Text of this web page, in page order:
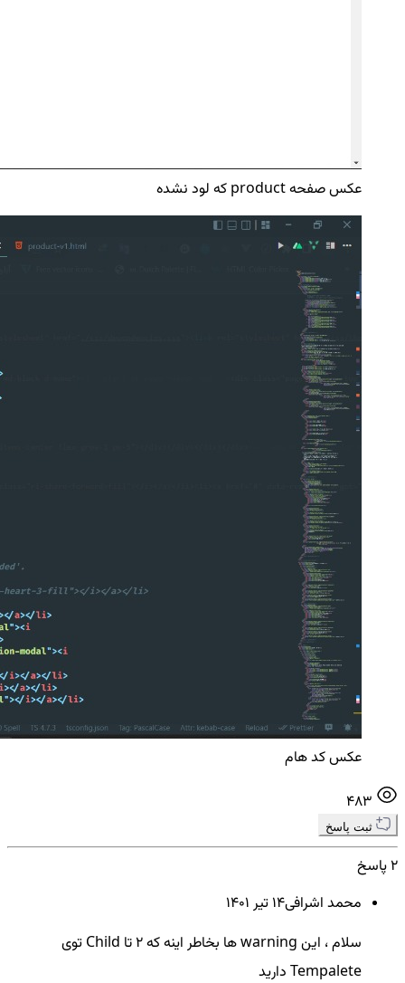
عکس صفحه product که لود نشده
عکس کد هام
ثبت پاسخ
2 پاسخ
محمد اشرافی14 تير ۱۴۰۱
سلام ، این warning ها بخاطر اینه که 2 تا Child توی
Tempalete دارید